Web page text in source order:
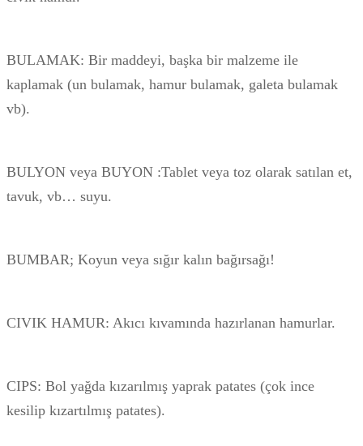
BULAMAK: Bir maddeyi, başka bir malzeme ile
kaplamak (un bulamak, hamur bulamak, galeta bulamak
vb).
BULYON veya BUYON :Tablet veya toz olarak satılan et,
tavuk, vb… suyu.
BUMBAR; Koyun veya sığır kalın bağırsağı!
CIVIK HAMUR: Akıcı kıvamında hazırlanan hamurlar.
CIPS: Bol yağda kızarılmış yaprak patates (çok ince
kesilip kızartılmış patates).